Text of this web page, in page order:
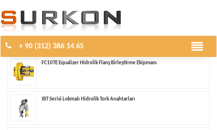
+ 90 (312) 386 14 65 kayıt bulundu.
Arama Sonuçları..
FC10TE Equalizer Hidrolik Flanş Birleştirme Ekipmanı
IBT Serisi Lokmalı Hidrolik Tork Anahtarları